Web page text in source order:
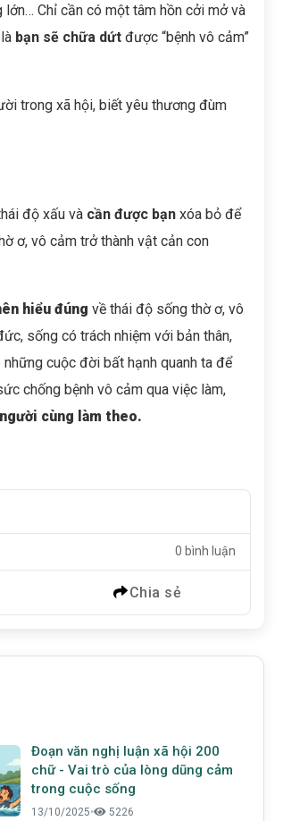
Chỉ cần có một tâm hồn cởi mở và
bạn sẽ chữa dứt được “bệnh vô cảm”
trong xã hội, biết yêu thương đùm
độ xấu và cần được bạn xóa bỏ để
ơ, vô cảm trở thành vật cản con
hiểu đúng về thái độ sống thờ ơ, vô
sống có trách nhiệm với bản thân,
cuộc đời bất hạnh quanh ta để
chống bệnh vô cảm qua việc làm,
cùng làm theo.
0 bình luận
Chia sẻ
Đoạn văn nghị luận xã hội 200
chữ - Vai trò của lòng dũng cảm
trong cuộc sống
13/10/2025• 5226